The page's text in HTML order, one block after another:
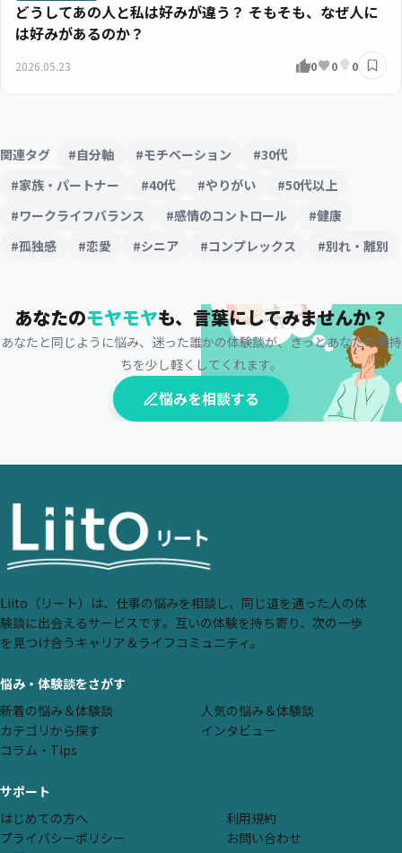
どうしてあの人と私は好みが違う？ そもそも、なぜ人に
は好みがあるのか？
2026.05.23 0 0 0
関連タグ #自分軸 #モチベーション
#30代
#家族・パートナー
#40代 #やりがい
#50代以上
#ワークライフバランス
#感情のコントロール
#健康
#孤独感
#恋愛 #シニア #コンプレックス #別れ・離別
あなたのモヤモヤも、 言葉にしてみませんか？
あなたと同じように悩み、迷った誰かの体験談が、きっとあなたの気持
ちを少し軽くしてくれます。
悩みを相談する
Liito（リート）は、仕事の悩みを相談し、同じ道を通った人の体
験談に出会えるサービスです。互いの体験を持ち寄り、次の一歩
を見つけ合うキャリア＆ライフコミュニティ。
悩み・体験談をさがす
新着の悩み＆体験談
人気の悩み＆体験談
カテゴリから探す
インタビュー
コラム・Tips
サポート
はじめての方へ
利用規約
プライバシーポリシー
お問い合わせ